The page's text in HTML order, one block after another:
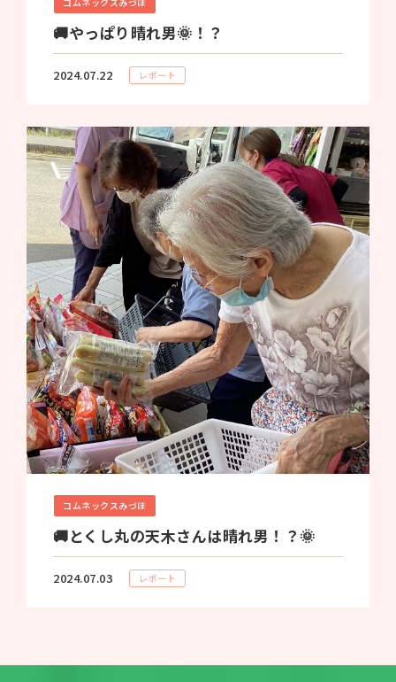
🚚やっぱり晴れ男🌞！？
2024.07.22 レポート
コムネックスみづほ
🚚とくし丸の天木さんは晴れ男！？🌞
2024.07.03 レポート